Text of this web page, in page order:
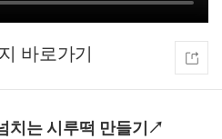
치는 시루떡 만들기↗